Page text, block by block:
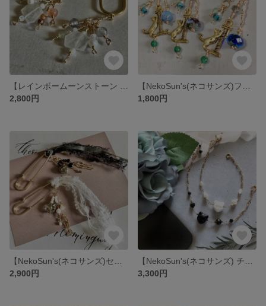
2,800円
1,800円
2,900円
3,300円